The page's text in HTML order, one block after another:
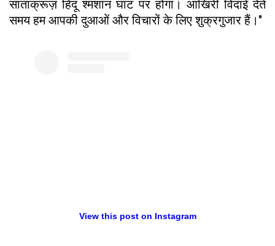
सांताक्रूज़ हिंदू श्मशान घाट पर होगा। आखिरी विदाई देते
समय हम आपकी दुआओं और विचारों के लिए शुक्रगुजार हैं।"
View this post on Instagram